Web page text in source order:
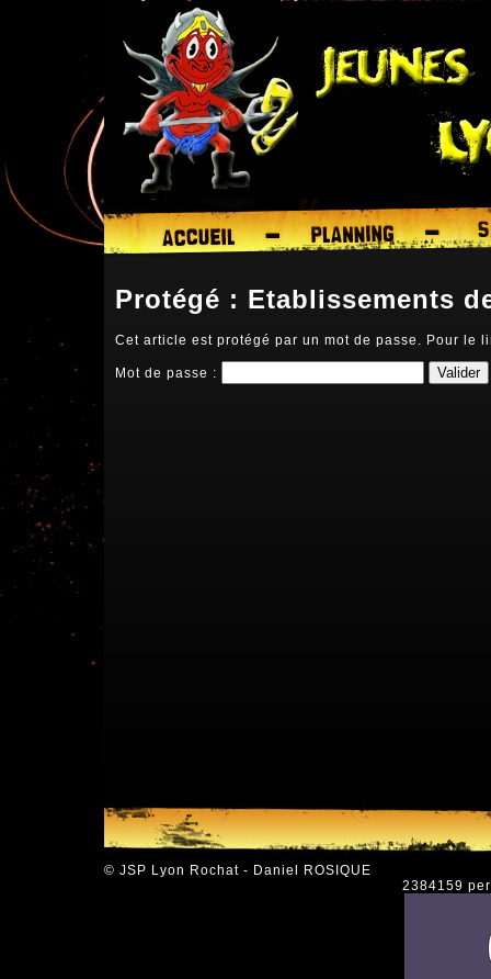
Protégé : Etablissements
Cet article est protégé par un mot de passe. Pour le
Mot de passe :
© JSP Lyon Rochat - Daniel ROSIQUE
2384159